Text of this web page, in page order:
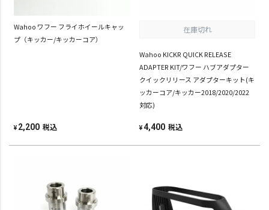
Wahoo ワフー フライホイールキャッ
プ（キッカー/キッカーコア）
¥ 2,200 税込
在庫切れ
Wahoo KICKR QUICK RELEASE
ADAPTER KIT/ワフー ハブアダプター
クイックリリース アダプターキット(キ
ッカーコア/キッカー2018/2020/2022
対応)
¥4,400 税込